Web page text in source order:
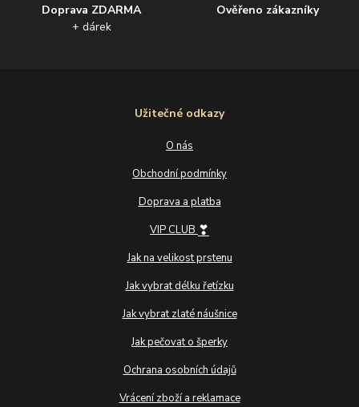
Doprava ZDARMA
+ dárek
Ověřeno zákazníky
Užitečné odkazy
O nás
Obchodní podmínky
Doprava a platba
VIP CLUB ❣
Jak na velikost prstenu
Jak vybrat délku řetízku
Jak vybrat zlaté náušnice
Jak pečovat o šperky
Ochrana osobních údajů
Vrácení zboží a reklamace